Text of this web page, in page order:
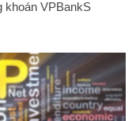
khoán VPBankS